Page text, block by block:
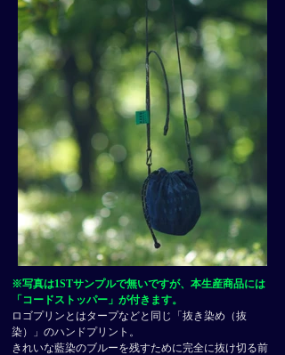
​※写真は1STサンプルで無いですが、本生産商品には
「コードストッパー」が付きます。
ロゴプリンとはタープなどと同じ「抜き染め（抜
染）」のハンドプリント。
きれいな藍染のブルーを残すために完全に抜け切る前